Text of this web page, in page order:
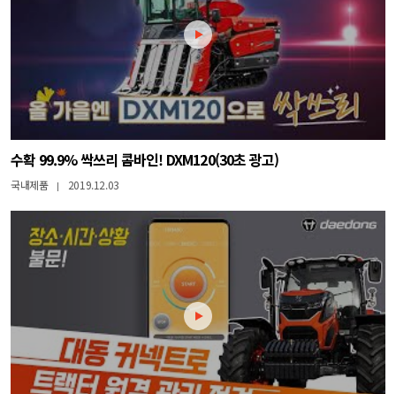
수확 99.9% 싹쓰리 콤바인! DXM120(30초 광고)
국내제품 | 2019.12.03